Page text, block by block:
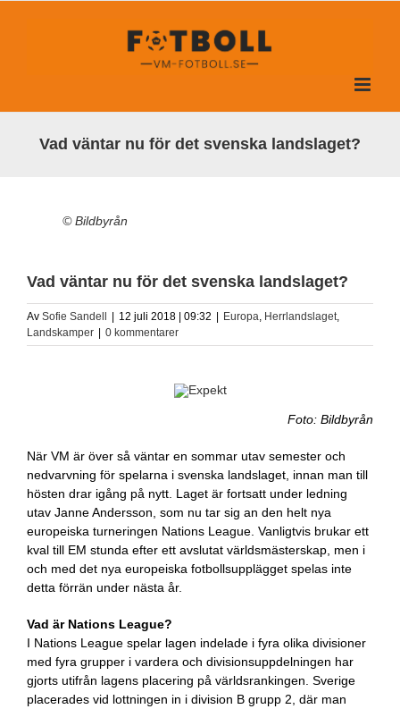
Vad väntar nu för det svenska landslaget?
© Bildbyrån
Vad väntar nu för det svenska landslaget?
Av Sofie Sandell | 12 juli 2018 | 09:32 | Europa, Herrlandslaget,
Landskamper | 0 kommentarer
Foto: Bildbyrån
När VM är över så väntar en sommar utav semester och
nedvarvning för spelarna i svenska landslaget, innan man till
hösten drar igång på nytt. Laget är fortsatt under ledning
utav Janne Andersson, som nu tar sig an den helt nya
europeiska turneringen Nations League. Vanligtvis brukar ett
kval till EM stunda efter ett avslutat världsmästerskap, men i
och med det nya europeiska fotbollsupplägget spelas inte
detta förrän under nästa år.
Vad är Nations League?
I Nations League spelar lagen indelade i fyra olika divisioner
med fyra grupper i vardera och divisionsuppdelningen har
gjorts utifrån lagens placering på världsrankingen. Sverige
placerades vid lottningen in i division B grupp 2, där man